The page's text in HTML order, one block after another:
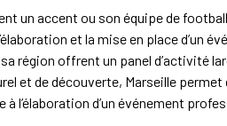
un accent ou son équipe de
et la mise en place d’un
région offrent un panel d’activité
et de découverte, Marseille permet
à l’élaboration d’un événement